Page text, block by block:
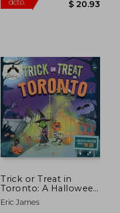
Trick or Treat in
Toronto: A Halloween
Adventure Through
the six (en Inglés)
Eric James